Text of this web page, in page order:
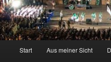
Start Aus meiner Sicht